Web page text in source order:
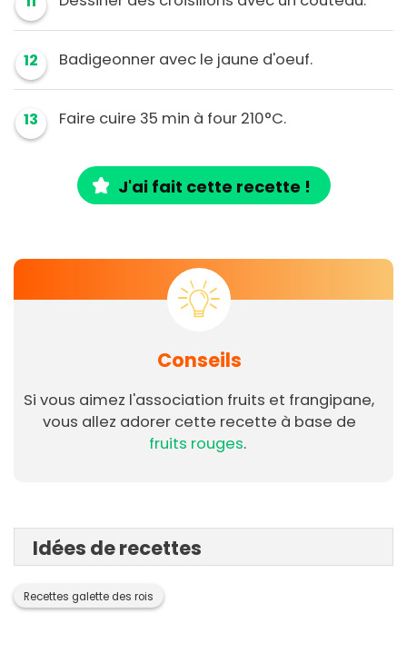
12 Badigeonner avec le jaune d'oeuf.
13 Faire cuire 35 min à four 210°C.
J'ai fait cette recette !
Conseils
Si vous aimez l'association fruits et frangipane,
vous allez adorer cette recette à base de
fruits rouges.
Idées de recettes
Recettes galette des rois